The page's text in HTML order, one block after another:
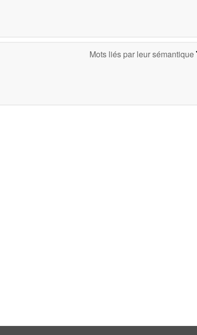
Mots liés par leur sémantique